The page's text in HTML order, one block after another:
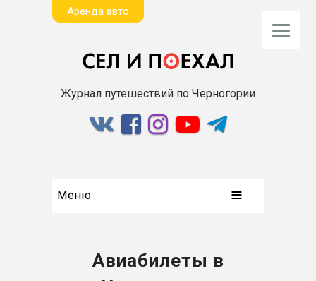
Aренда авто
Журнал путешествий по Черногории
Меню
Авиабилеты в